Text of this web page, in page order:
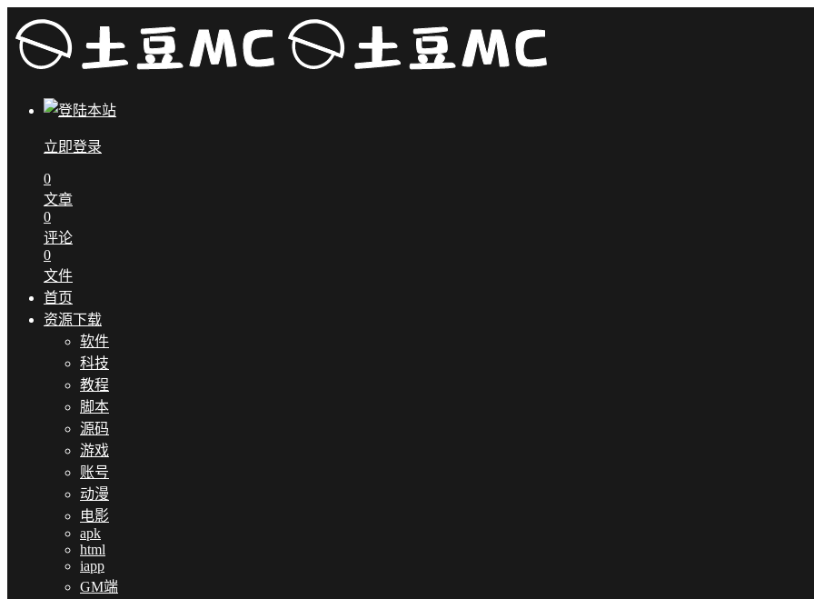
立即登录
0
文章
0
评论
0
文件
首页
资源下载
软件
科技
教程
脚本
源码
游戏
账号
动漫
电影
apk
html
iapp
GM端